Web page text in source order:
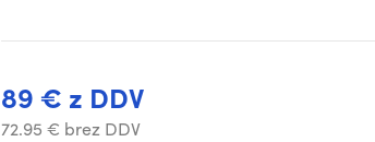
89 € z DDV
72.95 € brez DDV